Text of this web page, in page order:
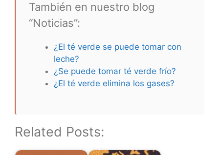
También en nuestro blog
“Noticias”:
¿El té verde se puede tomar con
leche?
¿Se puede tomar té verde frío?
¿El té verde elimina los gases?
Related Posts: